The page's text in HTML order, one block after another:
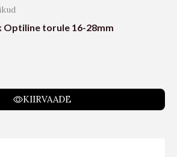
torule 16-28mm
KIIRVAADE